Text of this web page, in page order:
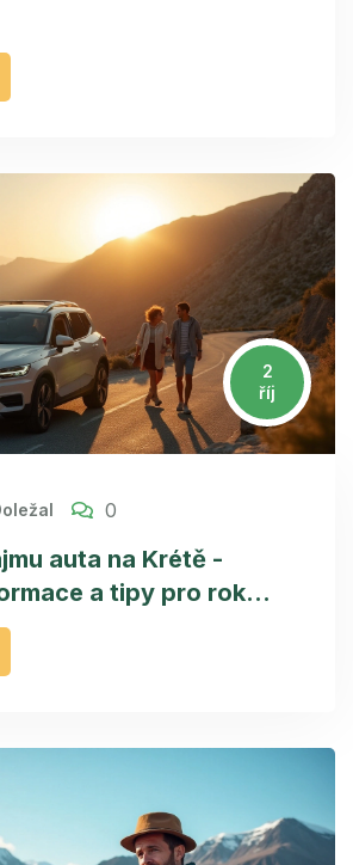
2
říj
0
auta na Krétě -
a tipy pro rok